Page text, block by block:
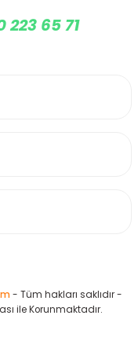
65 71
- Tüm hakları saklıdır -
ile Korunmaktadır.